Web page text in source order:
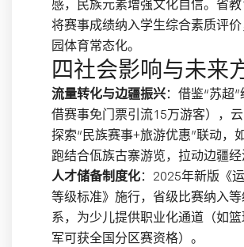
感，民族元素增强文化自信。省
将赛事成绩纳入学生综合素质评
园体育常态化。
四社会影响与未来
流量转化与边疆振兴：借鉴“苏超
借赛事免门票引流15万游客），
探索“民族赛事+旅游优惠”联动，
跑结合佤族古寨游览，拉动边疆经
人才储备制度化：2025年新版《
等级标准》施行，省级比赛纳入
系，为少儿提供职业化通道（如
军可获全国分区赛资格）。